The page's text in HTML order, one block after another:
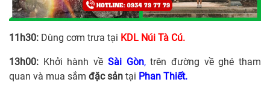
11h30: Dùng cơm trưa tại KDL Núi Tà Cú.
13h00: Khởi hành về Sài Gòn,trên đường về ghé tham
quan và mua sắm đặc sản tại Phan Thiết.